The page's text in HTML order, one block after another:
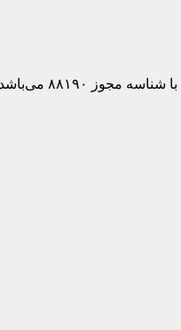
با شناسه مجوز ۸۸۱۹۰ می‌باشد؛ سایر محتواهای درج‌شده بازنشر و با ذکر منبع است.